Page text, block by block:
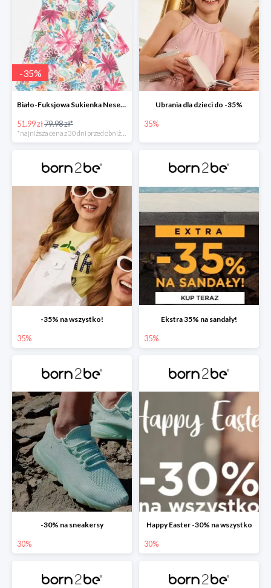
-35%
Biało-Fuksjowa Sukienka Nesenia
51.99 zł79.98 zł*
Ubrania dla dzieci do -35%
35%
-35% na wszystko!
35%
Ekstra 35% na sandały!
35%
-30% na sneakersy
30%
Happy Easter -30% na wszystko
30%